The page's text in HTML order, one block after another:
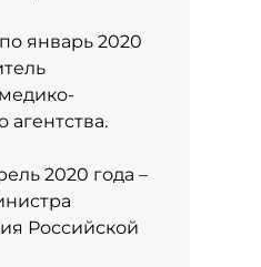
январь 2020
агентства.
2020 года –
Российской